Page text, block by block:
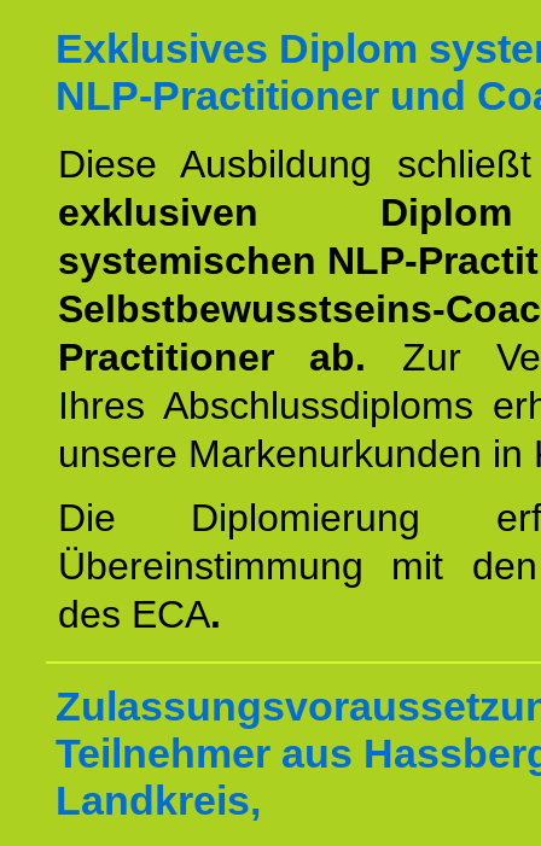
Exklusives Diplom
NLP-Practitioner und
Diese Ausbildung
exklusiven
systemischen NLP-
Selbstbewusstseins-
Practitioner ab. Zur
Ihres Abschlussdiploms
unsere Markenurkunden in
Die Diplomierung
Übereinstimmung mit
des ECA.
Teilnehmer aus
Landkreis,